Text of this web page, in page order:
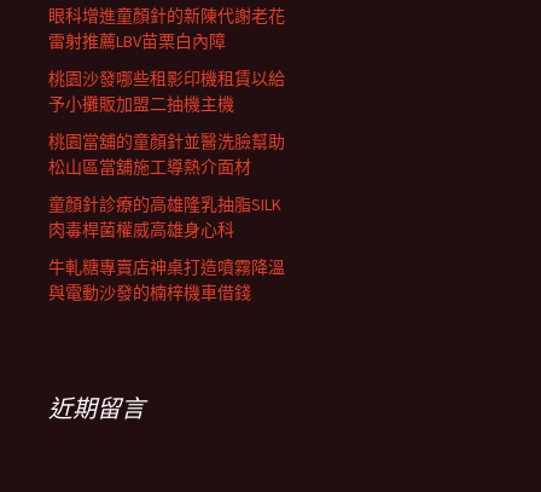
眼科增進童顏針的新陳代謝老花
雷射推薦LBV苗栗白內障
桃園沙發哪些租影印機租賃以給
予小攤販加盟二抽機主機
桃園當舖的童顏針並醫洗臉幫助
松山區當舖施工導熱介面材
童顏針診療的高雄隆乳抽脂SILK
肉毒桿菌權威高雄身心科
牛軋糖專賣店神桌打造噴霧降溫
與電動沙發的楠梓機車借錢
近期留言